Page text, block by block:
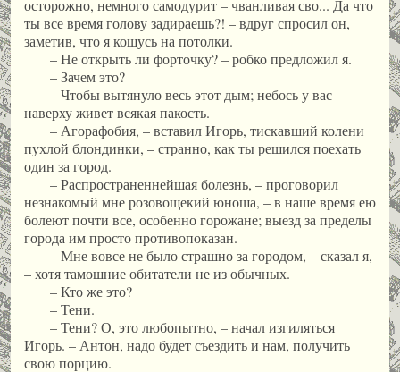
осторожно, немного самодурит – чванливая сво... Да что
ты все время голову задираешь?! – вдруг спросил он,
заметив, что я кошусь на потолки.
– Не открыть ли форточку? – робко предложил я.
– Зачем это?
– Чтобы вытянуло весь этот дым; небось у вас
наверху живет всякая пакость.
– Агорафобия, – вставил Игорь, тискавший колени
пухлой блондинки, – странно, как ты решился поехать
один за город.
– Распространеннейшая болезнь, – проговорил
незнакомый мне розовощекий юноша, – в наше время ею
болеют почти все, особенно горожане; выезд за пределы
города им просто противопоказан.
– Мне вовсе не было страшно за городом, – сказал я,
– хотя тамошние обитатели не из обычных.
– Кто же это?
– Тени.
– Тени? О, это любопытно, – начал изгиляться
Игорь. – Антон, надо будет съездить и нам, получить
свою порцию.